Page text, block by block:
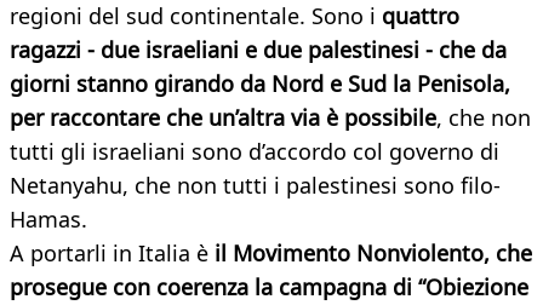
regioni del sud continentale. Sono i quattro
ragazzi - due israeliani e due palestinesi - che da
giorni stanno girando da Nord e Sud la Penisola,
per raccontare che un’altra via è possibile, che non
tutti gli israeliani sono d’accordo col governo di
Netanyahu, che non tutti i palestinesi sono filo-
Hamas.
A portarli in Italia è il Movimento Nonviolento, che
prosegue con coerenza la campagna di “Obiezione